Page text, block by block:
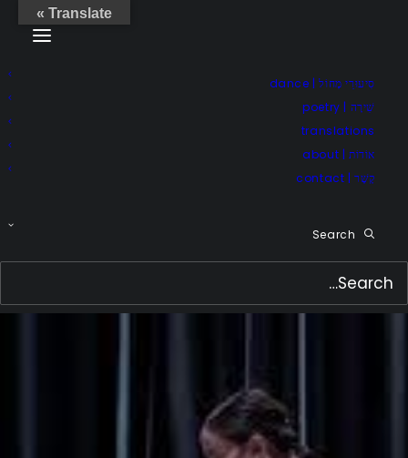
סִיעוּרֵי מָחוֹל | dance
שִׁירָה | poetry
translations
אוֹדוֹת | about
קֶשֶׁר | contact
Search
Translate »